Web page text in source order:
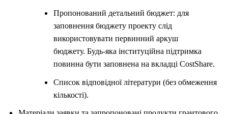
Пропонований детальний бюджет: для
заповнення бюджету проекту слід
використовувати первинний аркуш
бюджету. Будь-яка інституційна підтримка
повинна бути заповнена на вкладці CostShare.
Список відповідної літератури (без обмеження
кількості).